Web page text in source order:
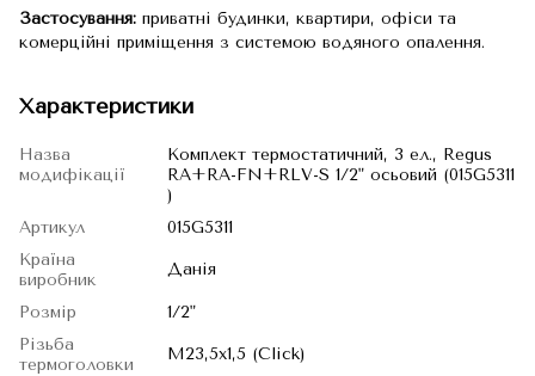
Застосування: приватні будинки, квартири, офіси та
комерційні приміщення з системою водяного опалення.
Характеристики
Назва
модифікації
Комплект термостатичний, 3 ел., Regus
RA+RA-FN+RLV-S 1/2" осьовий (015G5311
)
Артикул
015G5311
Країна
виробник
Данія
Розмір
1/2"
Різьба
термоголовки
М23,5х1,5 (Click)